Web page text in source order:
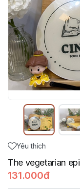
Yêu thích
The vegetarian
131.000đ